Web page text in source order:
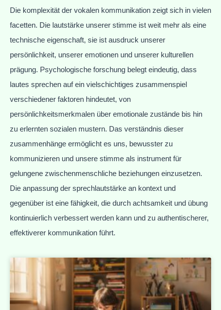
Die komplexität der vokalen kommunikation zeigt sich in vielen
facetten. Die lautstärke unserer stimme ist weit mehr als eine
technische eigenschaft, sie ist ausdruck unserer
persönlichkeit, unserer emotionen und unserer kulturellen
prägung. Psychologische forschung belegt eindeutig, dass
lautes sprechen auf ein vielschichtiges zusammenspiel
verschiedener faktoren hindeutet, von
persönlichkeitsmerkmalen über emotionale zustände bis hin
zu erlernten sozialen mustern. Das verständnis dieser
zusammenhänge ermöglicht es uns, bewusster zu
kommunizieren und unsere stimme als instrument für
gelungene zwischenmenschliche beziehungen einzusetzen.
Die anpassung der sprechlautstärke an kontext und
gegenüber ist eine fähigkeit, die durch achtsamkeit und übung
kontinuierlich verbessert werden kann und zu authentischerer,
effektiverer kommunikation führt.